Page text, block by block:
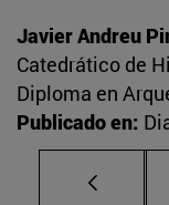
Javier Andreu
Catedrático de
Diploma en
Publicado en: